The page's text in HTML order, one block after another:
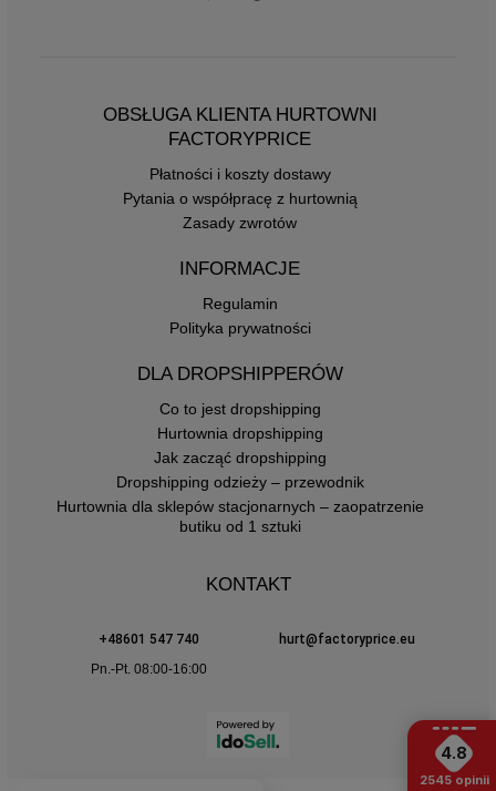
OBSŁUGA KLIENTA HURTOWNI
FACTORYPRICE
Płatności i koszty dostawy
Pytania o współpracę z hurtownią
Zasady zwrotów
INFORMACJE
Regulamin
Polityka prywatności
DLA DROPSHIPPERÓW
Co to jest dropshipping
Hurtownia dropshipping
Jak zacząć dropshipping
Dropshipping odzieży – przewodnik
Hurtownia dla sklepów stacjonarnych – zaopatrzenie
butiku od 1 sztuki
KONTAKT
+48601 547 740
hurt@factoryprice.eu
Pn.-Pt. 08:00-16:00
4.8
2545 opinii